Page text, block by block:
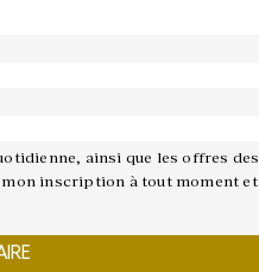
ainsi que les offres des
mon inscription à tout moment et